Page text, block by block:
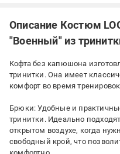
Описание Костюм
"Военный" из
Кофта без капюшона
тринитки. Она имеет
комфорт во время
Брюки: Удобные и
тринитки. Идеально
открытом воздухе, когда
свободный крой, что